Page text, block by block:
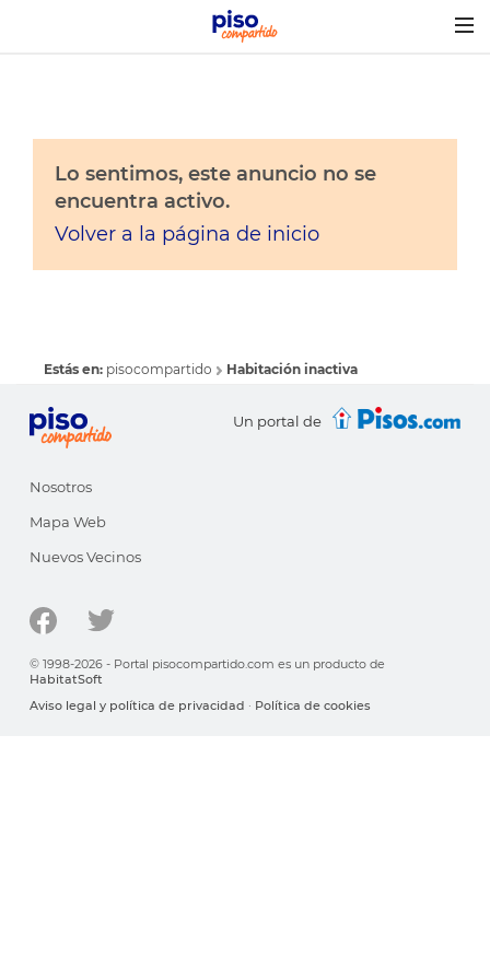
Lo sentimos, este anuncio no se
encuentra activo.
Volver a la página de inicio
Estás en: pisocompartido Habitación inactiva
Un portal de
Nosotros
Mapa Web
Nuevos Vecinos
© 1998-2026 - Portal pisocompartido.com es un producto de
HabitatSoft
Aviso legal y política de privacidad · Política de cookies